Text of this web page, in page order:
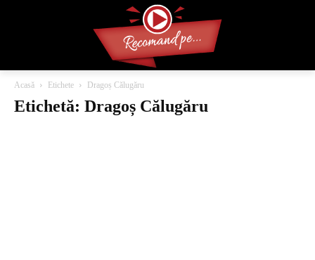
Acasă Etichete Dragoș Călugăru
Etichetă: Dragoș Călugăru